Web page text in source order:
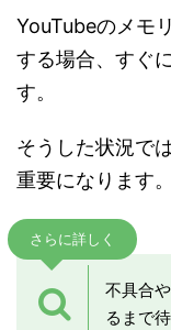
YouTubeのメモ
する場合、すぐ
す。
そうした状況で
重要になります。
さらに詳しく
不具合
るまで